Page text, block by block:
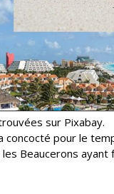
sur Pixabay.
concocté pour le
Beaucerons